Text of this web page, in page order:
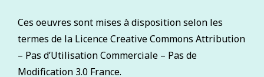
Ces oeuvres sont mises à disposition selon les
termes de la Licence Creative Commons Attribution
– Pas d’Utilisation Commerciale – Pas de
Modification 3.0 France.